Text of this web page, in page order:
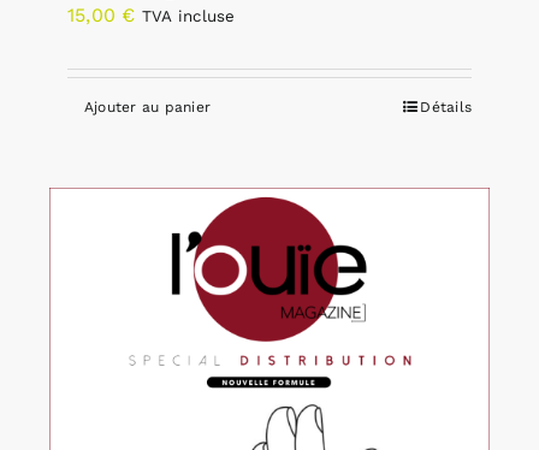
15,00 € TVA incluse
Ajouter au panier Détails